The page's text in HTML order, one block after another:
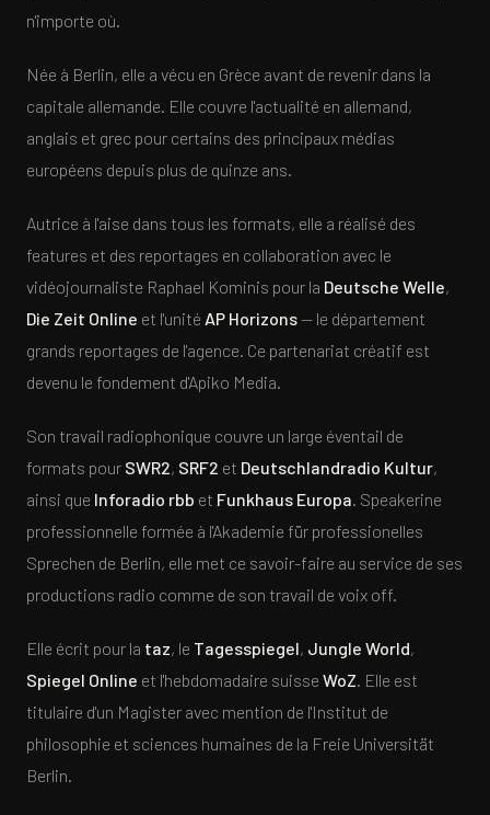
n'importe où.
Née à Berlin, elle a vécu en Grèce avant de revenir dans la
capitale allemande. Elle couvre l'actualité en allemand,
anglais et grec pour certains des principaux médias
européens depuis plus de quinze ans.
Autrice à l'aise dans tous les formats, elle a réalisé des
features et des reportages en collaboration avec le
vidéojournaliste Raphael Kominis pour la Deutsche Welle,
Die Zeit Online et l'unité AP Horizons— le département
grands reportages de l'agence. Ce partenariat créatif est
devenu le fondement d'Apiko Media.
Son travail radiophonique couvre un large éventail de
formats pour SWR2, SRF2 et Deutschlandradio Kultur,
ainsi que Inforadio rbb et Funkhaus Europa. Speakerine
professionnelle formée à l'Akademie für professionelles
Sprechen de Berlin, elle met ce savoir-faire au service de ses
productions radio comme de son travail de voix off.
Elle écrit pour la taz, le Tagesspiegel, Jungle World,
Spiegel Online et l'hebdomadaire suisse WoZ. Elle est
titulaire d'un Magister avec mention de l'Institut de
philosophie et sciences humaines de la Freie Universität
Berlin.